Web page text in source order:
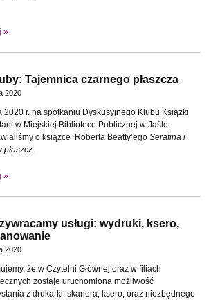
»
Tajemnica czarnego płaszcza
2020
2020 r. na spotkaniu Dyskusyjnego Klubu Książki
w Miejskiej Bibliotece Publicznej w Jaśle
o książce Roberta Beatty’ego Serafina i
płaszcz
»
usługi: wydruki, ksero,
2020
że w Czytelni Głównej oraz w filiach
zostaje uruchomiona możliwość
z drukarki, skanera, ksero, oraz niezbędnego